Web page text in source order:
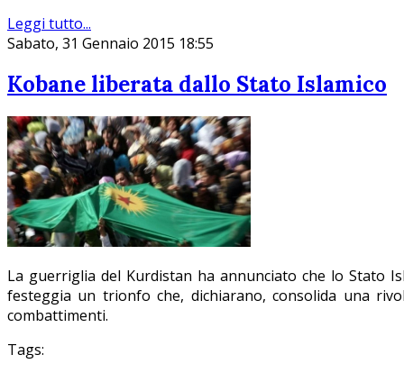
Leggi tutto...
Sabato, 31 Gennaio 2015 18:55
Kobane liberata dallo Stato Islamico
La guerriglia del Kurdistan ha annunciato che lo Stato
festeggia un trionfo che, dichiarano, consolida una
combattimenti.
Tags: